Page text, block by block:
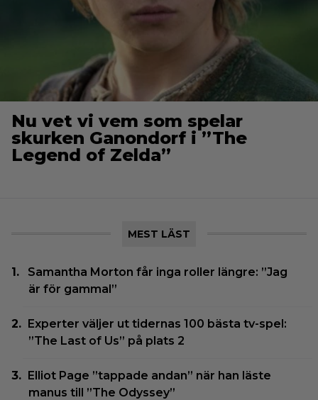
Nu vet vi vem som spelar
skurken Ganondorf i ”The
Legend of Zelda”
MEST LÄST
Samantha Morton får inga roller längre: ”Jag
är för gammal”
Experter väljer ut tidernas 100 bästa tv-spel:
”The Last of Us” på plats 2
Elliot Page ”tappade andan” när han läste
manus till ”The Odyssey”